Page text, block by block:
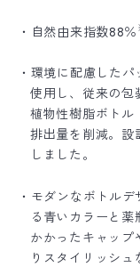
・自然由来指数88％
・環境に配慮した
使用し、従来の包
植物性樹脂ボトル
排出量を削減。設
しました。
・モダンなボトル
る青いカラーと
かかったキャップ
りスタイリッシュ